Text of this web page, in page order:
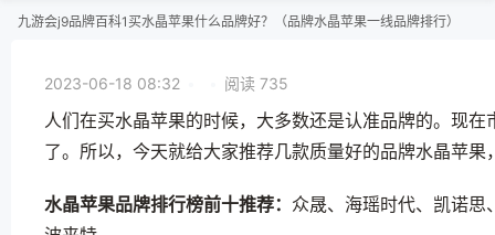
九游会j9品牌百科1买水晶苹果什么品牌好？（品牌水晶苹果一线品牌排行）
2023-06-18 08:32 阅读 735
人们在买水晶苹果的时候，大多数还是认准品牌的。现
了。所以，今天就给大家推荐几款质量好的品牌水晶苹果
水晶苹果品牌排行榜前十推荐： 众晟、海瑶时代、凯诺